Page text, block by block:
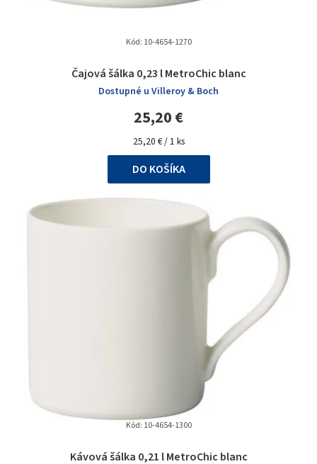
Čajová šálka 0,23 l MetroChic blanc
Dostupné u Villeroy & Boch
25,20 €
Jednotková
cena:
25,20 € / 1 ks
DO KOŠÍKA
Kód: 10-4654-1270
Kávová šálka 0,21 l MetroChic blanc
Kód: 10-4654-1300